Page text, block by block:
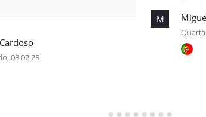
08.02.25
M